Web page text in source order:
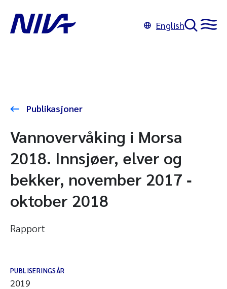
English
Publikasjoner
Vannovervåking i Morsa
2018. Innsjøer, elver og
bekker, november 2017 ‐
oktober 2018
Rapport
PUBLISERINGSÅR
2019